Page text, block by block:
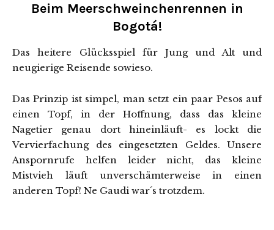
Beim Meerschweinchenrennen in
Bogotá!
Das heitere Glücksspiel für Jung und Alt und
neugierige Reisende sowieso.
Das Prinzip ist simpel, man setzt ein paar Pesos auf
einen Topf, in der Hoffnung, dass das kleine
Nagetier genau dort hineinläuft- es lockt die
Vervierfachung des eingesetzten Geldes. Unsere
Anspornrufe helfen leider nicht, das kleine
Mistvieh läuft unverschämterweise in einen
anderen Topf! Ne Gaudi war´s trotzdem.